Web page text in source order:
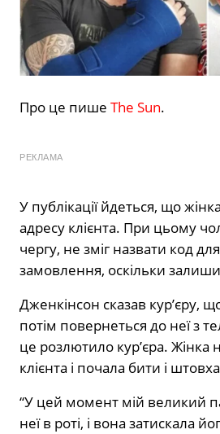
Про це пише The Sun.
РЕКЛАМА
У публікації йдеться, що
адресу клієнта. При цьому
чергу, не зміг назвати код
замовлення, оскільки
Дженкінсон сказав кур’єру,
потім повернеться до неї з
це розлютило кур’єра. Жінка
клієнта і почала бити і
“У цей момент мій великий
неї в роті, і вона затискала